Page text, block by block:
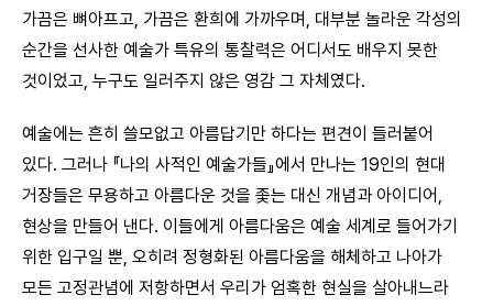
가끔은 뼈아프고, 가끔은 환희에 가까우며, 대부분 놀라운 각성의
순간을 선사한 예술가 특유의 통찰력은 어디서도 배우지 못한
것이었고, 누구도 일러주지 않은 영감 그 자체였다.
예술에는 흔히 쓸모없고 아름답기만 하다는 편견이 들러붙어
있다. 그러나 『나의 사적인 예술가들』에서 만나는 19인의 현대
거장들은 무용하고 아름다운 것을 좇는 대신 개념과 아이디어,
현상을 만들어 낸다. 이들에게 아름다움은 예술 세계로 들어가기
위한 입구일 뿐, 오히려 정형화된 아름다움을 해체하고 나아가
모든 고정관념에 저항하면서 우리가 엄혹한 현실을 살아내느라